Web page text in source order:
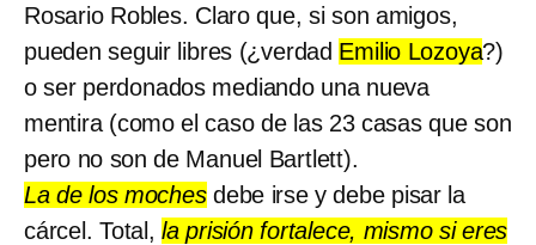
Rosario Robles. Claro que, si son amigos,
pueden seguir libres (¿verdad Emilio Lozoya?)
o ser perdonados mediando una nueva
mentira (como el caso de las 23 casas que son
pero no son de Manuel Bartlett).
La de los mochesdebe irse y debe pisar la
cárcel. Total,la prisión fortalece, mismo si eres